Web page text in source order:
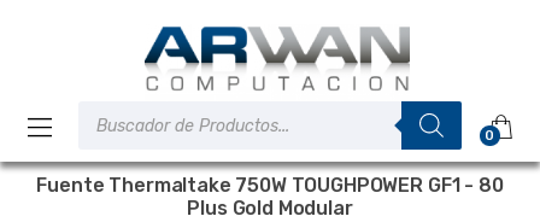
0
Fuente Thermaltake 750W TOUGHPOWER GF1 - 80
Plus Gold Modular